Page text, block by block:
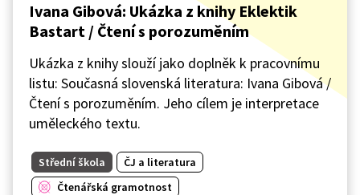
Ivana Gibová: Ukázka z knihy Eklektik
Bastart / Čtení s porozuměním
Ukázka z knihy slouží jako doplněk k pracovnímu
listu: Současná slovenská literatura: Ivana Gibová /
Čtení s porozuměním. Jeho cílem je interpretace
uměleckého textu.
Střední škola
ČJ a literatura
Čtenářská gramotnost